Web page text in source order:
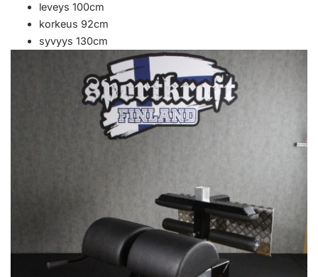
leveys 100cm
korkeus 92cm
syvyys 130cm